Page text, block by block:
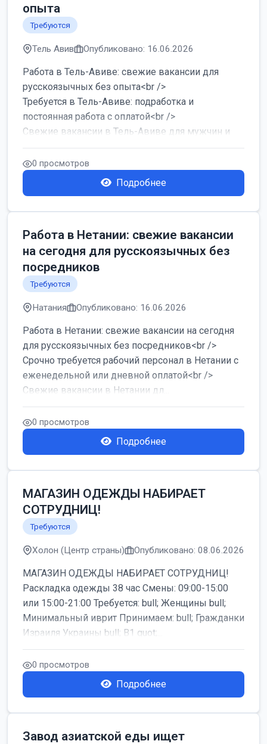
опыта
Требуются
Тель Авив Опубликовано: 16.06.2026
Работа в Тель-Авиве: свежие вакансии для
русскоязычных без опыта<br />
Требуется в Тель-Авиве: подработка и
постоянная работа с оплатой<br />
Свежие вакансии в Тель-Авиве для мужчин и
женщин от хозя...
0 просмотров
Подробнее
Работа в Нетании: свежие вакансии
на сегодня для русскоязычных без
посредников
Требуются
Натания Опубликовано: 16.06.2026
Работа в Нетании: свежие вакансии на сегодня
для русскоязычных без посредников<br />
Срочно требуется рабочий персонал в Нетании с
еженедельной или дневной оплатой<br />
Свежие вакансии в Нетании дл...
0 просмотров
Подробнее
МАГАЗИН ОДЕЖДЫ НАБИРАЕТ
СОТРУДНИЦ!
Требуются
Холон (Центр страны) Опубликовано: 08.06.2026
МАГАЗИН ОДЕЖДЫ НАБИРАЕТ СОТРУДНИЦ!
Раскладка одежды 38 час Смены: 09:00-15:00
или 15:00-21:00 Требуется: bull; Женщины bull;
Минимальный иврит Принимаем: bull; Гражданки
Израиля Украины bull; B1 quot;...
0 просмотров
Подробнее
Завод азиатской еды ищет